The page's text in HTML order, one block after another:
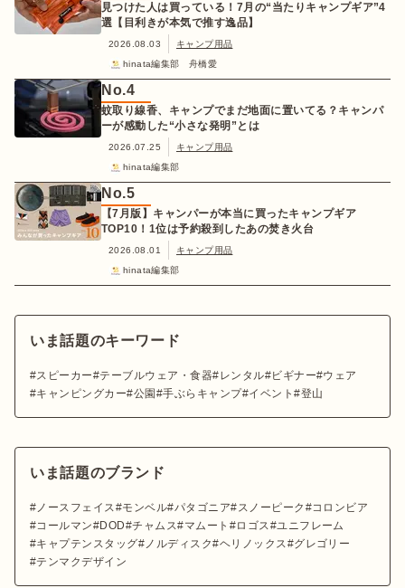
見つけた人は買っている！7月の“当たりキャンプギア”4
選【目利きが本気で推す逸品】
2026.08.03
キャンプ用品
hinata編集部 舟橋愛
No.4
蚊取り線香、キャンプでまだ地面に置いてる？キャンパ
ーが感動した“小さな発明”とは
2026.07.25
キャンプ用品
hinata編集部
No.5
【7月版】キャンパーが本当に買ったキャンプギア
TOP10！1位は予約殺到したあの焚き火台
2026.08.01
キャンプ用品
hinata編集部
いま話題のキーワード
スピーカー テーブルウェア・食器 レンタル ビギナー
ウェア
キャンピングカー 公園 手ぶらキャンプ イベント 登山
いま話題のブランド
ノースフェイス モンベル パタゴニア スノーピーク
コロンビア
コールマン
DOD チャムス マムート ロゴス
ユニフレーム
キャプテンスタッグ
ノルディスク ヘリノックス
グレゴリー
テンマクデザイン